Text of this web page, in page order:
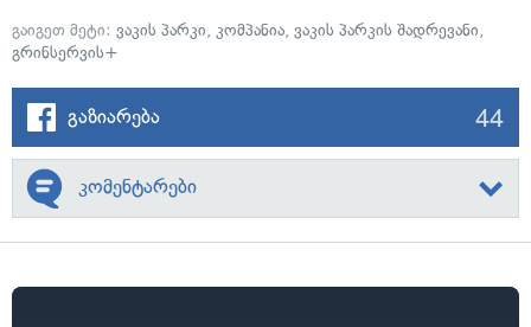
გაიგეთ მეტი: ვაკის პარკი, კომპანია, ვაკის პარკის შადრევანი,
გრინსერვის+
გაზიარება 44
კომენტარები